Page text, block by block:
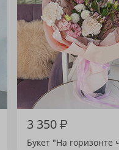
3 350₽
Букет "На горизонте